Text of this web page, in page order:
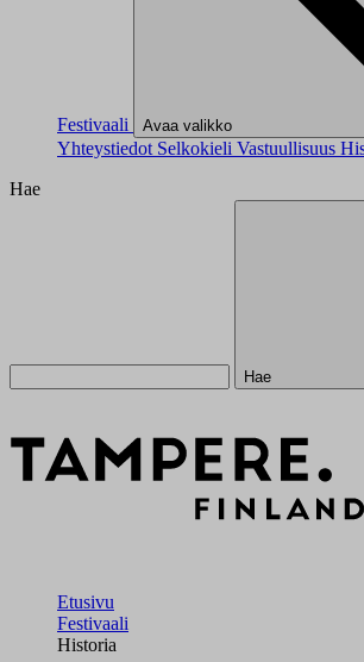
Festivaali Avaa valikko
Yhteystiedot Selkokieli Vastuullisuus
Hae
Hae
Etusivu
Festivaali
Historia